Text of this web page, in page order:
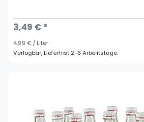
3,49 € *
4,99 € / Liter
Verfügbar, Lieferfrist 2-6 Arbeiitstage.